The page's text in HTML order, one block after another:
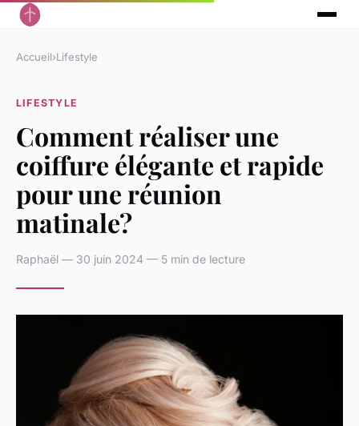
Accueil›Lifestyle
LIFESTYLE
Comment réaliser une
coiffure élégante et rapide
pour une réunion
matinale?
Raphaël — 30 juin 2024 — 5 min de lecture